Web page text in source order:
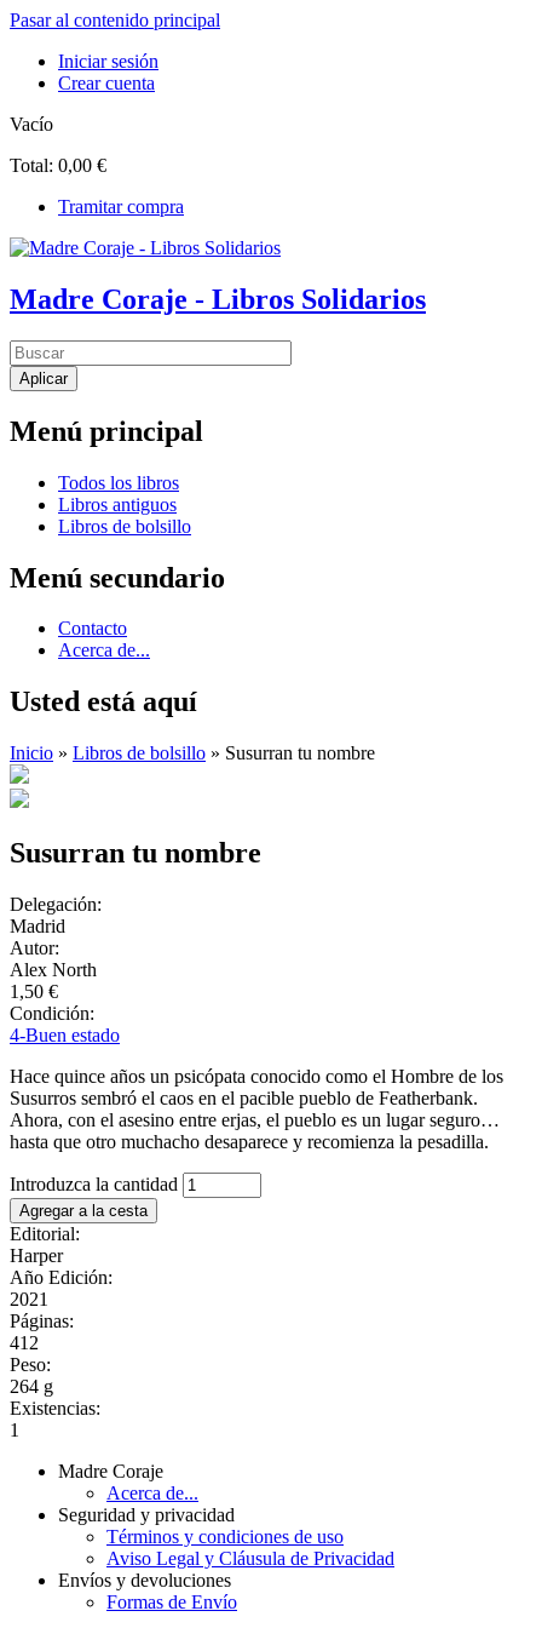
Pasar al contenido principal
Iniciar sesión
Crear cuenta
Vacío
Total: 0,00 €
Tramitar compra
Madre Coraje - Libros Solidarios
Menú principal
Todos los libros
Libros antiguos
Libros de bolsillo
Menú secundario
Contacto
Acerca de...
Usted está aquí
Inicio » Libros de bolsillo » Susurran tu nombre
Susurran tu nombre
Delegación:
Madrid
Autor:
Alex North
1,50 €
Condición:
4-Buen estado
Hace quince años un psicópata conocido como el Hombre de los
Susurros sembró el caos en el pacible pueblo de Featherbank.
Ahora, con el asesino entre erjas, el pueblo es un lugar seguro…
hasta que otro muchacho desaparece y recomienza la pesadilla.
Introduzca la cantidad
Editorial:
Harper
Año Edición:
2021
Páginas:
412
Peso:
264 g
Existencias:
1
Madre Coraje
Acerca de...
Seguridad y privacidad
Términos y condiciones de uso
Aviso Legal y Cláusula de Privacidad
Envíos y devoluciones
Formas de Envío